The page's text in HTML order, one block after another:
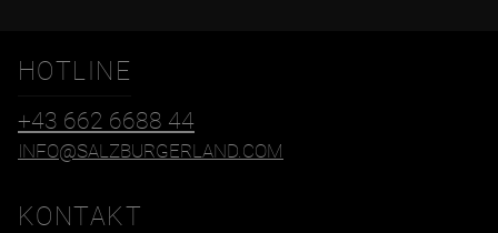
HOTLINE
+43 662 6688 44
INFO@SALZBURGERLAND.COM
KONTAKT